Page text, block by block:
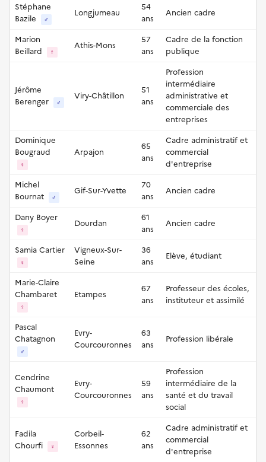
Stéphane
Bazile
♂
Longjumeau
54
ans
Ancien cadre
Marion
Beillard
♀
Athis-Mons
57
ans
Cadre de la fonction
publique
Jérôme
Berenger
♂
Viry-Châtillon
51
ans
Profession
intermédiaire
administrative et
commerciale des
entreprises
Dominique
Bougraud
♀
Arpajon
65
ans
Cadre administratif et
commercial
d'entreprise
Michel
Bournat
♂
Gif-Sur-Yvette
70
ans
Ancien cadre
Dany Boyer
♀
Dourdan
61
ans
Ancien cadre
Samia Cartier
♀
Vigneux-Sur-
Seine
36
ans
Elève, étudiant
Marie-Claire
Chambaret
♀
Etampes
67
ans
Professeur des écoles,
instituteur et assimilé
Pascal
Chatagnon
♂
Evry-
Courcouronnes
63
ans
Profession libérale
Cendrine
Chaumont
♀
Evry-
Courcouronnes
59
ans
Profession
intermédiaire de la
santé et du travail
social
Fadila
Chourfi
♀
Corbeil-
Essonnes
62
ans
Cadre administratif et
commercial
d'entreprise